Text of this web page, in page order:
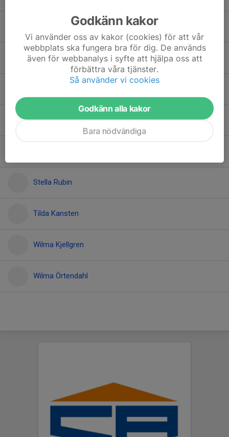
Hedda Mansnerus
Lo Ljungberg
Nea Gashi
Stella Rubin
Tilda Kansten
Wilma Kjellgren
Wilma Örtendahl
Godkänn kakor
Vi använder oss av kakor (cookies) för att vår
webbplats ska fungera bra för dig. De används
även för webbanalys i syfte att hjälpa oss att
förbättra våra tjänster.
Så använder vi cookies
Godkänn alla kakor
Bara nödvändiga